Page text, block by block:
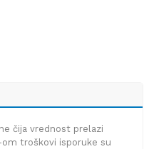
čija vrednost prelazi
om troškovi isporuke su